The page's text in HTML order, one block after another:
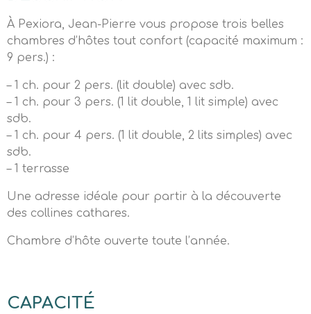
À Pexiora, Jean-Pierre vous propose trois belles
chambres d’hôtes tout confort (capacité maximum :
9 pers.) :
– 1 ch. pour 2 pers. (lit double) avec sdb.
– 1 ch. pour 3 pers. (1 lit double, 1 lit simple) avec
sdb.
– 1 ch. pour 4 pers. (1 lit double, 2 lits simples) avec
sdb.
– 1 terrasse
Une adresse idéale pour partir à la découverte
des collines cathares.
Chambre d’hôte ouverte toute l’année.
CAPACITÉ